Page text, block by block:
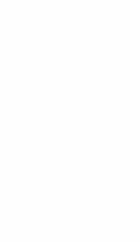
liées à
aux
message
nouvelle
en
le
d’autres